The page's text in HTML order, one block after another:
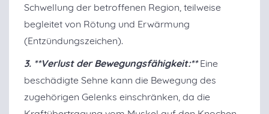
Schwellung der betroffenen Region, teilweise
begleitet von Rötung und Erwärmung
(Entzündungszeichen).
3. **Verlust der Bewegungsfähigkeit:** Eine
beschädigte Sehne kann die Bewegung des
zugehörigen Gelenks einschränken, da die